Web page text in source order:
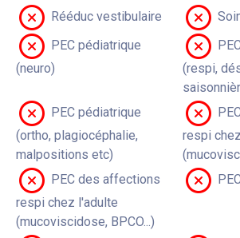
Rééduc vestibulaire
PEC pédiatrique
(neuro)
(respi,
PEC pédiatrique
(ortho, plagiocéphalie,
malpositions etc)
respi
PEC des affections
respi chez l'adulte
(mucoviscidose, BPCO...)